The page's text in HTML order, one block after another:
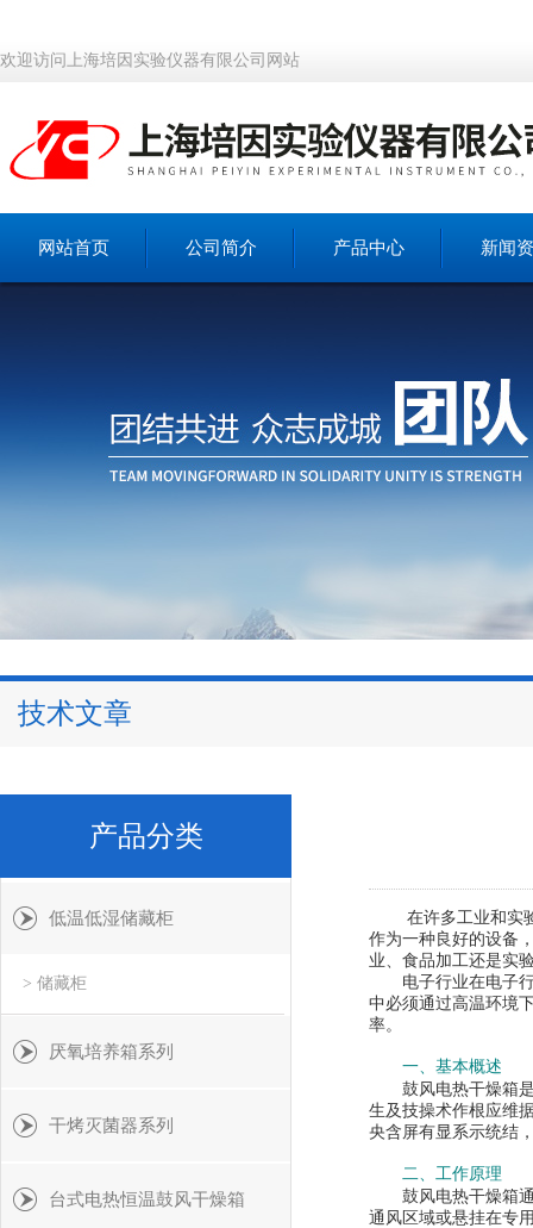
欢迎访问上海培因实验仪器有限公司网站
网站首页 公司简介 产品中心 新闻
技术文章
在许多工业和实验
作为一种良好的设备
业、食品加工还是实
电子行业在电子行
中必须通过高温环境
率。
一、基本概述
鼓风电热干燥箱是
生及技操术作根应维
央含屏有显系示统结
二、工作原理
鼓风电热干燥箱通
通风区域或悬挂在专
产品分类
低温低湿储藏柜
> 储藏柜
厌氧培养箱系列
干烤灭菌器系列
台式电热恒温鼓风干燥箱